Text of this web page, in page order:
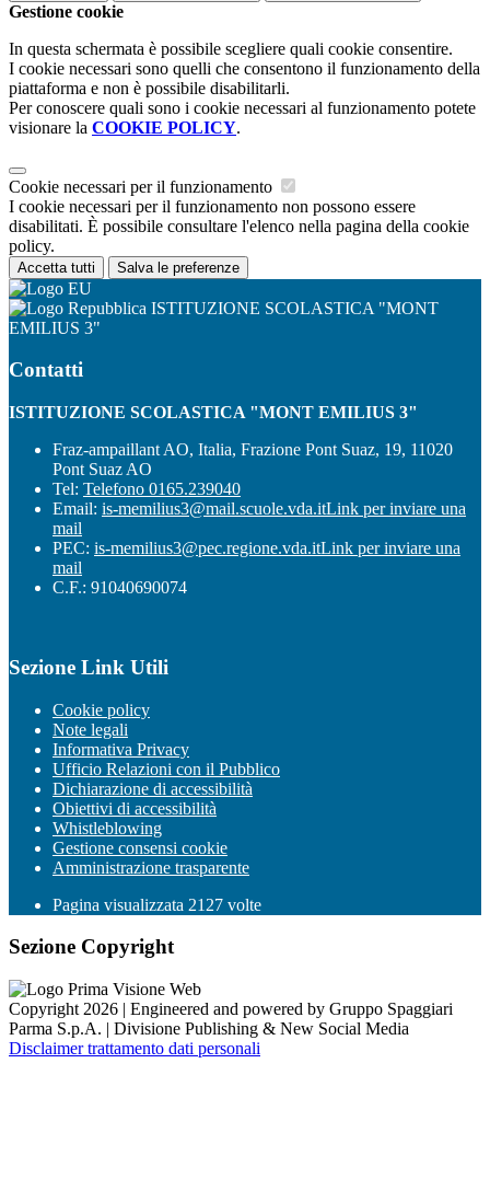
Gestione cookie
In questa schermata è possibile scegliere quali cookie consentire.
I cookie necessari sono quelli che consentono il funzionamento della
piattaforma e non è possibile disabilitarli.
Per conoscere quali sono i cookie necessari al funzionamento potete
visionare la COOKIE POLICY.
Cookie necessari per il funzionamento
I cookie necessari per il funzionamento non possono essere
disabilitati. È possibile consultare l'elenco nella pagina della cookie
policy.
Accetta tutti Salva le preferenze
ISTITUZIONE SCOLASTICA "MONT
EMILIUS 3"
Contatti
ISTITUZIONE SCOLASTICA "MONT EMILIUS 3"
Fraz-ampaillant AO, Italia, Frazione Pont Suaz, 19, 11020
Pont Suaz AO
Tel: Telefono 0165.239040
Email: is-memilius3@mail.scuole.vda.itLink per inviare una
mail
PEC: is-memilius3@pec.regione.vda.itLink per inviare una
mail
C.F.: 91040690074
Sezione Link Utili
Cookie policy
Note legali
Informativa Privacy
Ufficio Relazioni con il Pubblico
Dichiarazione di accessibilità
Obiettivi di accessibilità
Whistleblowing
Gestione consensi cookie
Amministrazione trasparente
Pagina visualizzata 2127 volte
Sezione Copyright
Copyright 2026 | Engineered and powered by Gruppo Spaggiari
Parma S.p.A. | Divisione Publishing & New Social Media
Disclaimer trattamento dati personali